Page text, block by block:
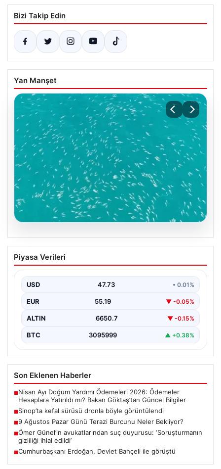
Bizi Takip Edin
Yan Manşet
09.08.2026
Sinop’ta kefal sürüsü dronla böyle
görüntülendi
yüzeyine çıkan yüzlerce kefal balığı dronla
görüntülendi. 1…
Piyasa Verileri
USD 47.73 • 0.01%
EUR 55.19 ▼ -0.05%
ALTIN 6650.7 ▼ -0.15%
BTC 3095999 ▲ +0.38%
Son Eklenen Haberler
■Nisan Ayı Doğum Yardımı Ödemeleri 2026: Ödemeler
Hesaplara Yatırıldı mı? Bakan Göktaş’tan Güncel Bilgiler
■Sinop’ta kefal sürüsü dronla böyle görüntülendi
■9 Ağustos Pazar Günü Terazi Burcunu Neler Bekliyor?
■Ömer Günel’in avukatlarından suç duyurusu: ‘Soruşturmanın
gizliliği ihlal edildi’
■Cumhurbaşkanı Erdoğan, Devlet Bahçeli ile görüştü